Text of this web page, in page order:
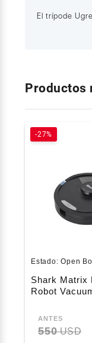
El trípode
Productos
-27%
Estado:Open
Shark Matrix
Robot
550USD
original
actual